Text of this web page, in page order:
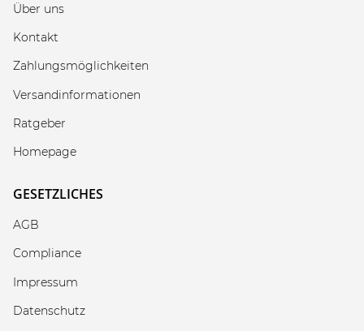
Über uns
Kontakt
Zahlungsmöglichkeiten
Versandinformationen
Ratgeber
Homepage
GESETZLICHES
AGB
Compliance
Impressum
Datenschutz